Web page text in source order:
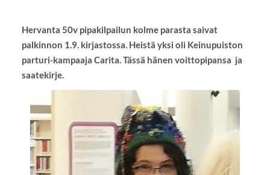
Hervanta 50v pipakilpailun kolme parasta saivat
palkinnon 1.9. kirjastossa. Heistä yksi oli Keinupuiston
parturi-kampaaja Carita. Tässä hänen voittopipansa ja
saatekirje.